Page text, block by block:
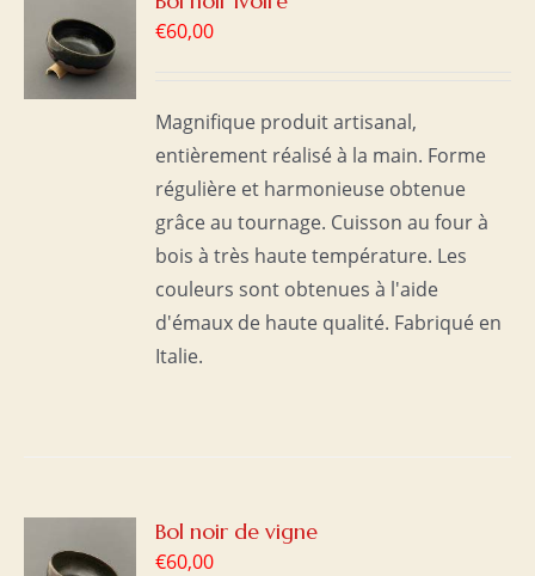
€60,00
Magnifique produit artisanal,
entièrement réalisé à la main. Forme
régulière et harmonieuse obtenue
grâce au tournage. Cuisson au four à
bois à très haute température. Les
couleurs sont obtenues à l'aide
d'émaux de haute qualité. Fabriqué en
Italie.
Bol noir de vigne
€60,00